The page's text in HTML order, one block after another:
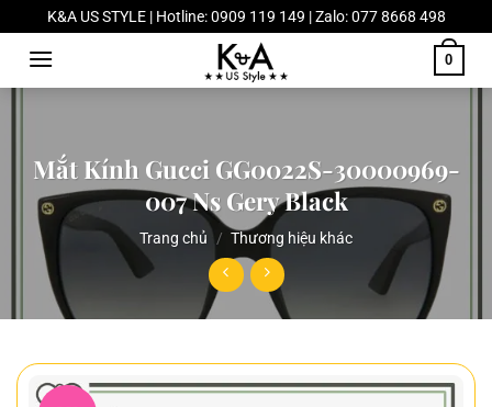
Chuyển
đến
dung
K&A US STYLE | Hotline: 0909 119 149 | Zalo: 077 8668 498
0
Mắt Kính Gucci GG0022S-30000969-
007 Ns Gery Black
Trang chủ / Thương hiệu khác